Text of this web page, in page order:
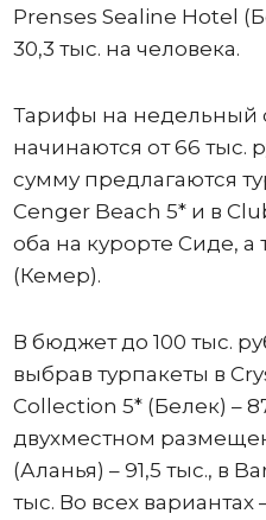
Prenses Sealine Hotel
30,3 тыс. на человека.
Тарифы на недельный
начинаются от 66 тыс.
сумму предлагаются
Cenger Beach 5* и в
оба на курорте Сиде, а
(Кемер).
В бюджет до 100 тыс.
выбрав турпакеты в
Collection 5* (Белек) –
двухместном
(Аланья) – 91,5 тыс., в
тыс. Во всех вариантах